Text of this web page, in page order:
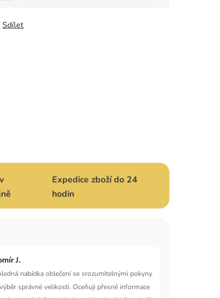
Sdílet
Expedice zboží do 24
hodin
J.
nabídka oblečení se srozumitelnými pokyny
správné velikosti. Oceňuji přesné informace